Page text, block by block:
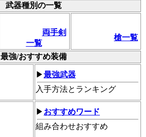
武器種別の一覧
両手剣
一覧
槍一覧
最強/おすすめ装備
▶最強武器
入手方法とランキング
▶ おすすめワード
組み合わせおすすめ